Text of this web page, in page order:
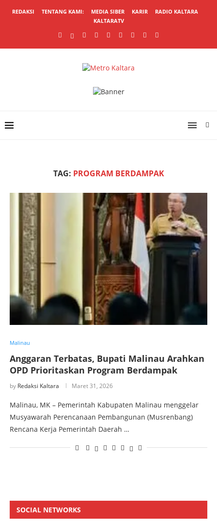
REDAKSI TENTANG KAMI: MEDIA SIBER KARIR
RADIO KALTARA
KALTARATV
TAG: PROGRAM BERDAMPAK
Malinau
Anggaran Terbatas, Bupati Malinau Arahkan
OPD Prioritaskan Program Berdampak
by Redaksi Kaltara Maret 31, 2026
Malinau, MK – Pemerintah Kabupaten Malinau menggelar
Musyawarah Perencanaan Pembangunan (Musrenbang)
Rencana Kerja Pemerintah Daerah …
SOCIAL NETWORKS